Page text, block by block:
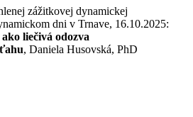
zážitkovej dynamickej
dni v Trnave, 16.10.2025:
liečivá odozva
, Daniela Husovská, PhD